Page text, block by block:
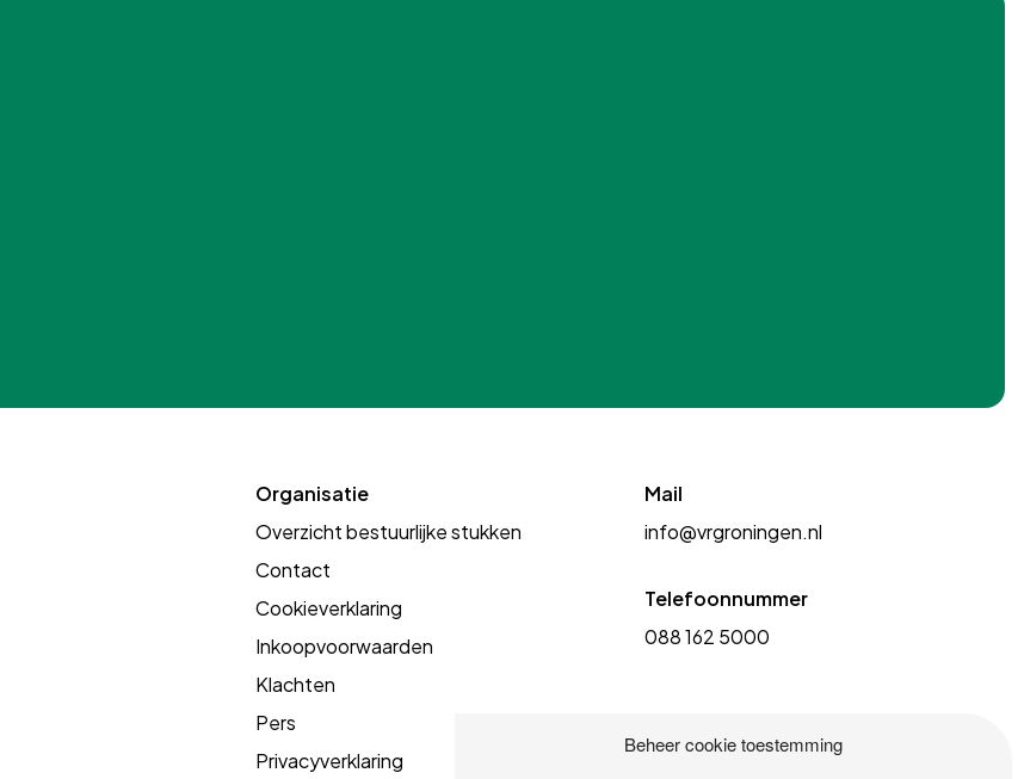
Beheer cookie toestemming
Organisatie
Overzicht bestuurlijke stukken
Contact
Cookieverklaring
Inkoopvoorwaarden
Klachten
Pers
Privacyverklaring
Mail
info@vrgroningen.nl
Telefoonnummer
088 162 5000